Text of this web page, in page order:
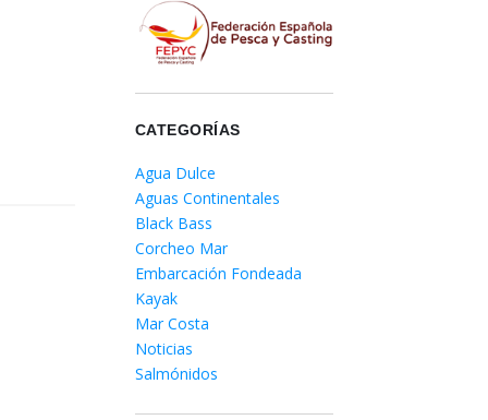
CATEGORÍAS
Agua Dulce
Aguas Continentales
Black Bass
Corcheo Mar
Embarcación Fondeada
Kayak
Mar Costa
Noticias
Salmónidos